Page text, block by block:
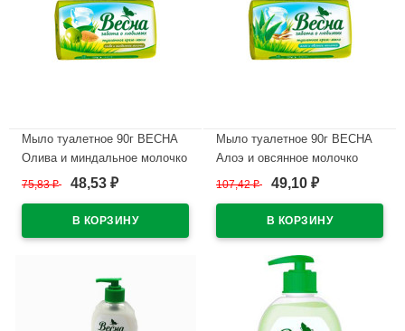
Мыло туалетное 90г ВЕСНА
Олива и миндальное молочко
75,83₽ 48,53 ₽
Мыло туалетное 90г ВЕСНА
Алоэ и овсянное молочко
107,42₽ 49,10 ₽